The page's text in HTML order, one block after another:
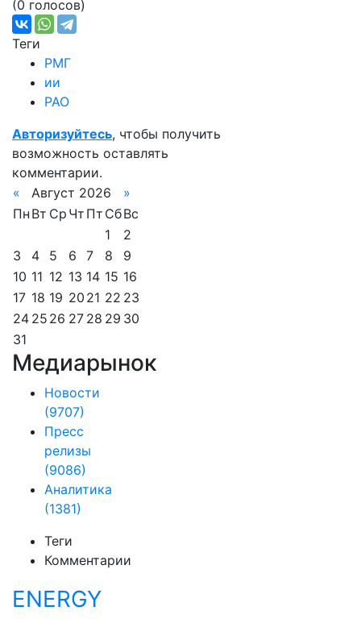
(0 голосов)
Теги
РМГ
ии
РАО
Авторизуйтесь, чтобы получить
возможность оставлять
комментарии.
«
Август 2026
»
Пн Вт Ср Чт Пт СбВс
1
2
3
4 5 6 7 8
9
10 11 12 13 14 15 16
17 18 19 20 21 22 23
24 25 26 27 28 29 30
31
Медиарынок
Новости
(9707)
Пресс
релизы
(9086)
Аналитика
(1381)
Теги
Комментарии
ENERGY